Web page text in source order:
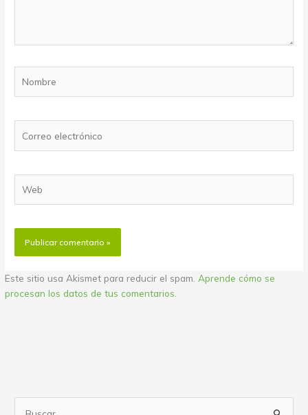
electrónico
Este sitio usa Akismet para reducir el spam. Aprende cómo se
procesan los datos de tus comentarios.